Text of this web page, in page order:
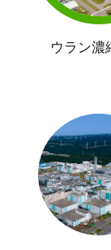
ウラン濃